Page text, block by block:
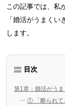
この記事では、私
「婚活がうまく
します。
目次
第1章：婚活がう
① 「断られて